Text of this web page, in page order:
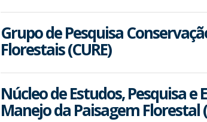
Grupo de Pesquisa
Florestais (CURE)
Núcleo de Estudos, Pesquisa
Manejo da Paisagem Florestal